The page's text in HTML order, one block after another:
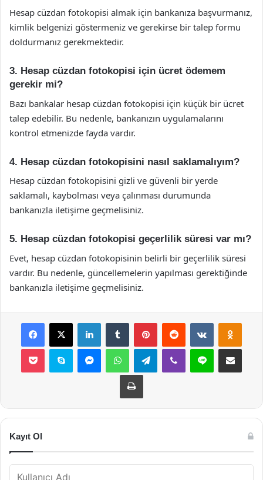
Hesap cüzdan fotokopisi almak için bankanıza başvurmanız,
kimlik belgenizi göstermeniz ve gerekirse bir talep formu
doldurmanız gerekmektedir.
3. Hesap cüzdan fotokopisi için ücret ödemem
gerekir mi?
Bazı bankalar hesap cüzdan fotokopisi için küçük bir ücret
talep edebilir. Bu nedenle, bankanızın uygulamalarını
kontrol etmenizde fayda vardır.
4. Hesap cüzdan fotokopisini nasıl saklamalıyım?
Hesap cüzdan fotokopisini gizli ve güvenli bir yerde
saklamalı, kaybolması veya çalınması durumunda
bankanızla iletişime geçmelisiniz.
5. Hesap cüzdan fotokopisi geçerlilik süresi var mı?
Evet, hesap cüzdan fotokopisinin belirli bir geçerlilik süresi
vardır. Bu nedenle, güncellemelerin yapılması gerektiğinde
bankanızla iletişime geçmelisiniz.
Facebook
X LinkedInTumblr PinterestReddit VKontakte
Pocket Skype MessengerWhatsAppTelegramViber Line E-Posta ile
Yazdır
Kayıt Ol